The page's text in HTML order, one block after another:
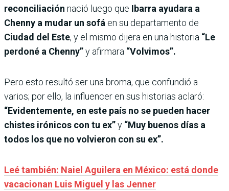
reconciliación nació luego que Ibarra ayudara a
Chenny a mudar un sofá en su departamento de
Ciudad del Este, y el mismo dijera en una historia “Le
perdoné a Chenny”y afirmara “Volvimos”.
Pero esto resultó ser una broma, que confundió a
varios; por ello, la influencer en sus historias aclaró:
“Evidentemente, en este país no se pueden hacer
chistes irónicos con tu ex”y “Muy buenos días a
todos los que no volvieron con su ex”.
Leé también: Naiel Aguilera en México: está donde
vacacionan Luis Miguel y las Jenner